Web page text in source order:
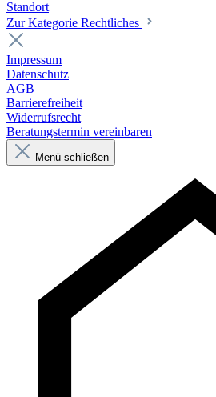
Standort
Zur Kategorie Rechtliches
Impressum
Datenschutz
AGB
Barrierefreiheit
Widerrufsrecht
Beratungstermin vereinbaren
Menü schließen